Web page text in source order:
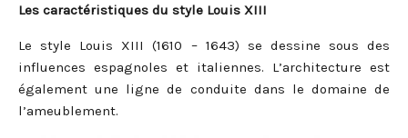
Les caractéristiques du style Louis XIII
Le style Louis XIII (1610 – 1643) se dessine sous des
influences espagnoles et italiennes. L’architecture est
également une ligne de conduite dans le domaine de
l’ameublement.